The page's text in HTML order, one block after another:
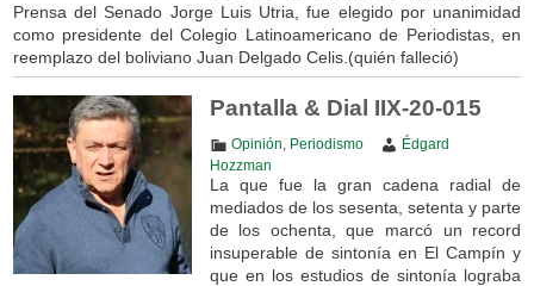
Prensa del Senado Jorge Luis Utria, fue elegido por unanimidad
como presidente del Colegio Latinoamericano de Periodistas, en
reemplazo del boliviano Juan Delgado Celis.(quién falleció)
Pantalla & Dial IIX-20-015
Opinión Periodismo
Édgard
Hozzman
La que fue la gran cadena radial de
mediados de los sesenta, setenta y parte
de los ochenta, que marcó un record
insuperable de sintonía en El Campín y
que en los estudios de sintonía lograba